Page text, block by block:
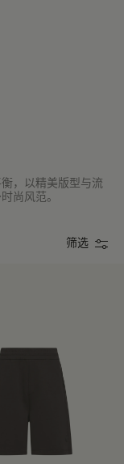
，以精美版型与流
尚风范。
筛选